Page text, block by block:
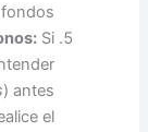
Si
) antes
el